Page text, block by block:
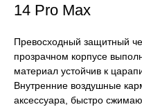
14 Pro Max
Превосходный защитный
прозрачном корпусе
материал устойчив к
Внутренние воздушные
аксессуара, быстро